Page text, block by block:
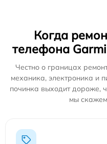
Когда
телефона
Честно о границах
механика, электроника и
починка выходит дороже,
мы